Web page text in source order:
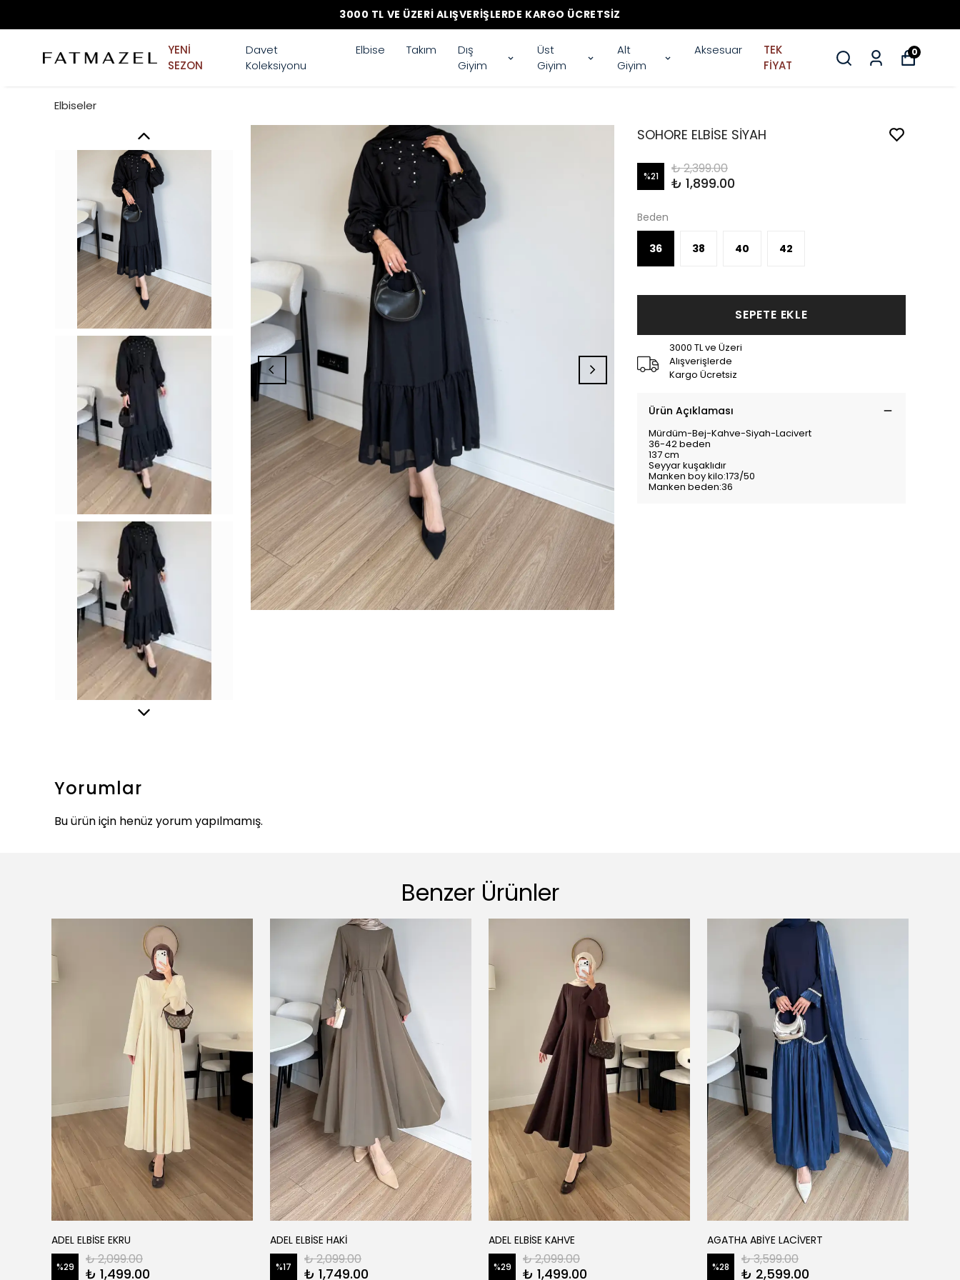
3000 TL VE ÜZERI ALIŞVERIŞLERDE KARGO ÜCRETSIZ
YENİ
SEZON
Davet
Koleksiyonu
Elbise Takım
Dış
Giyim
Üst
Giyim
Alt
Giyim
Aksesuar
TEK
FİYAT
0
Elbiseler
SOHORE ELBİSE SİYAH
%21 ₺ 2,399.00
₺ 1,899.00
Beden
36 38 40 42
SEPETE EKLE
3000 TL ve Üzeri
Alışverişlerde
Kargo Ücretsiz
Ürün Açıklaması
Mürdüm-Bej-Kahve-Siyah-Lacivert
36-42 beden
137 cm
Seyyar kuşaklıdır
Manken boy kilo:173/50
Manken beden:36
Yorumlar
Bu ürün için henüz yorum yapılmamış.
Benzer Ürünler
ADEL ELBİSE EKRU
%29 ₺ 2,099.00
₺ 1,499.00
ADEL ELBİSE HAKİ
%17 ₺ 2,099.00
₺ 1,749.00
ADEL ELBİSE KAHVE
%29 ₺ 2,099.00
₺ 1,499.00
AGATHA ABİYE LACİVERT
%28 ₺ 3,599.00
₺ 2,599.00